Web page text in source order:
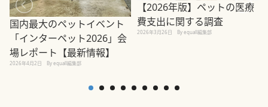
国内最大のペットイベント
「インターペット2026」会
場レポート【最新情報】
2026年4月2日 By equall編集部
【2026年版】ペットの医療
費支出に関する調査
2026年3月26日 By equall編集部